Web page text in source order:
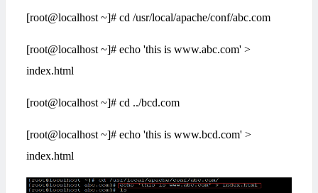
[root@localhost ~]# cd /usr/local/apache/conf/abc.com
[root@localhost ~]# echo 'this is www.abc.com' >
index.html
[root@localhost ~]# cd ../bcd.com
[root@localhost ~]# echo 'this is www.bcd.com' >
index.html